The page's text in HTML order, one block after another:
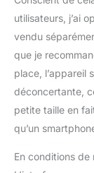
utilisateurs, j’ai
vendu
que je
place, l’appareil
déconcertante,
petite taille en
qu’un
En conditions de